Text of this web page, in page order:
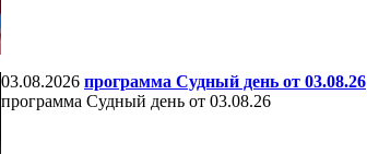
03.08.2026 программа Судный день от 03.08.26
программа Судный день от 03.08.26